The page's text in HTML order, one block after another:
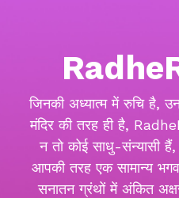
जिनकी अध्यात्म में रुचि है,
मंदिर की तरह ही है,
न तो कोई साधु-संन्यासी
आपकी तरह एक सामान्य
सनातन ग्रंथों में अंकित